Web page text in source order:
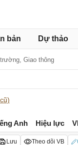
bản Dự thảo
Giao thông
Anh Hiệu lực
Lưu Theo dõi VB